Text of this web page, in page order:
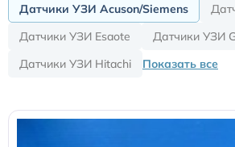
Датчики УЗИ Acuson/Siemens
Датчики УЗИ Esaote
Датчики УЗИ
Датчики УЗИ Hitachi
Показать все
Кабели пациента ЭКГ